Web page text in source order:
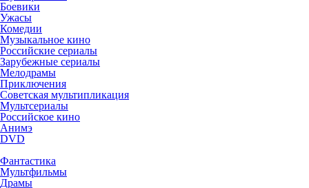
Боевики
Ужасы
Комедии
Музыкальное кино
Российские сериалы
Зарубежные сериалы
Мелодрамы
Приключения
Советская мультипликация
Мультсериалы
Российское кино
Анимэ
DVD
Фантастика
Мультфильмы
Драмы